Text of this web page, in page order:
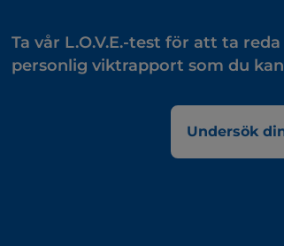
Ta vår L.O.V.E.-test för att ta
personlig viktrapport som du
Undersök